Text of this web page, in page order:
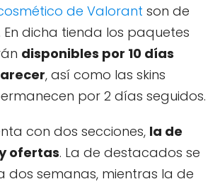
de Valorant son de
dicha tienda los paquetes
disponibles por 10 días
, así como las skins
por 2 días seguidos.
con dos secciones, la de
ofertas. La de destacados se
dos semanas, mientras la de